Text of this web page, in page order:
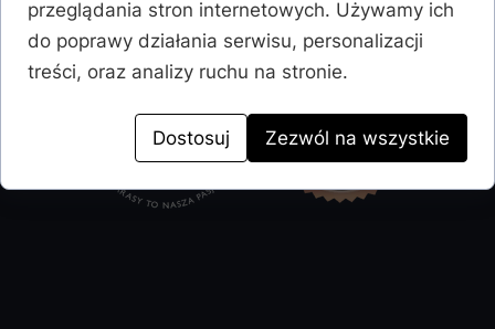
przeglądania stron internetowych. Używamy ich
do poprawy działania serwisu, personalizacji
treści, oraz analizy ruchu na stronie.
Dostosuj Zezwól na wszystkie